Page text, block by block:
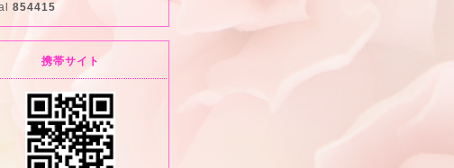
854415
携帯サイト